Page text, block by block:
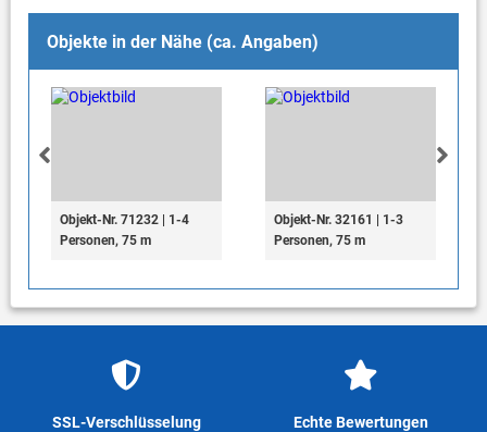
Objekte in der Nähe (ca. Angaben)
Objekt-Nr. 71232 | 1-4
Personen, 75 m
Objekt-Nr. 32161 | 1-3
Personen, 75 m
SSL-Verschlüsselung
Echte Bewertungen